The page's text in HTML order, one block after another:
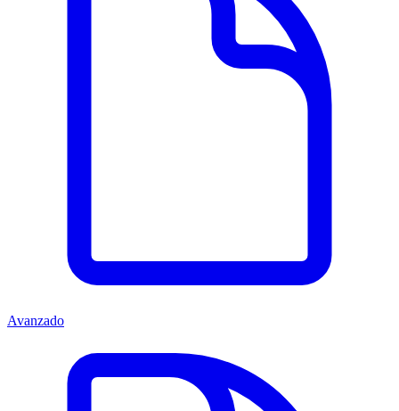
Avanzado